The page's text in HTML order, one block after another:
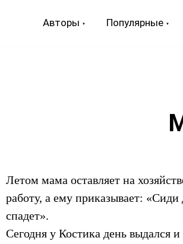
Авторы Популярные
Летом мама оставляет на
работу, а ему приказывает:
спадет».
Сегодня у Костика день выдался